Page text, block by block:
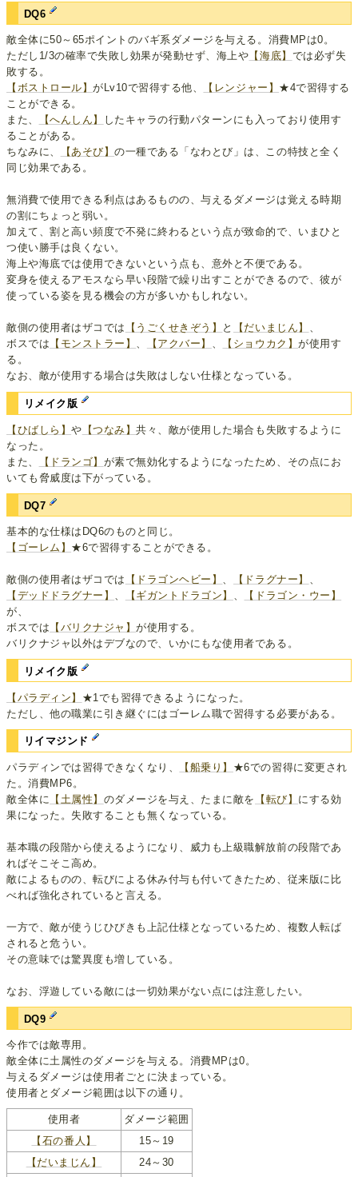
DQ6
敵全体に50～65ポイントのバギ系ダメージを与える。消費MPは0。
ただし1/3の確率で失敗し効果が発動せず、海上や 【海底】 では必ず失
敗する。
【ボストロール】がLv10で習得する他、 【レンジャー】 ★4で習得する
ことができる。
また、
【へんしん】
したキャラの行動パターンにも入っており使用す
ることがある。
ちなみに、
【あそび】の一種である「なわとび」は、この特技と全く
同じ効果である。
無消費で使用できる利点はあるものの、与えるダメージは覚える時期
の割にちょっと弱い。
加えて、割と高い頻度で不発に終わるという点が致命的で、いまひと
つ使い勝手は良くない。
海上や海底では使用できないという点も、意外と不便である。
変身を使えるアモスなら早い段階で繰り出すことができるので、彼が
使っている姿を見る機会の方が多いかもしれない。
敵側の使用者はザコでは 【うごくせきぞう】 と 【だいまじん】 、
ボスでは 【モンストラー】 、 【アクバー】 、 【ショウカク】が使用す
る。
なお、敵が使用する場合は失敗はしない仕様となっている。
リメイク版
【ひばしら】や 【つなみ】共々、敵が使用した場合も失敗するように
なった。
また、
【ドランゴ】 が素で無効化するようになったため、その点にお
いても脅威度は下がっている。
DQ7
基本的な仕様はDQ6のものと同じ。
【ゴーレム】 ★6で習得することができる。
敵側の使用者はザコでは 【ドラゴンヘビー】 、 【ドラグナー】 、
【デッドドラグナー】 、 【ギガントドラゴン】 、
【ドラゴン・ウー】
が、
ボスでは 【バリクナジャ】が使用する。
バリクナジャ以外はデブなので、いかにもな使用者である。
リメイク版
【パラディン】 ★1でも習得できるようになった。
ただし、他の職業に引き継ぐにはゴーレム職で習得する必要がある。
リイマジンド
パラディンでは習得できなくなり、 【船乗り】 ★6での習得に変更され
た。消費MP6。
敵全体に
【土属性】 のダメージを与え、たまに敵を 【転び】 にする効
果になった。失敗することも無くなっている。
基本職の段階から使えるようになり、威力も上級職解放前の段階であ
ればそこそこ高め。
敵によるものの、転びによる休み付与も付いてきたため、従来版に比
べれば強化されていると言える。
一方で、敵が使うじひびきも上記仕様となっているため、複数人転ば
されると危うい。
その意味では驚異度も増している。
なお、浮遊している敵には一切効果がない点には注意したい。
DQ9
今作では敵専用。
敵全体に土属性のダメージを与える。消費MPは0。
与えるダメージは使用者ごとに決まっている。
使用者とダメージ範囲は以下の通り。
使用者
ダメージ範囲
【石の番人】
15～19
【だいまじん】
24～30